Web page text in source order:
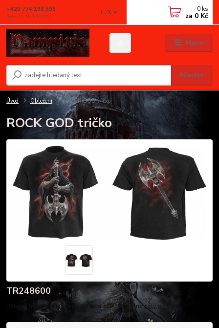
Menu
CZK
Hledat
+420 774 198 598
(Po-Pá, 9-16 hod.)
0 ks
za 0 Kč
Úvod Oblečení ROCK GOD tričko
ROCK GOD tričko
TR248600
Pánské tričko s potiskem. Materiál: 100% bavlnacelý popis